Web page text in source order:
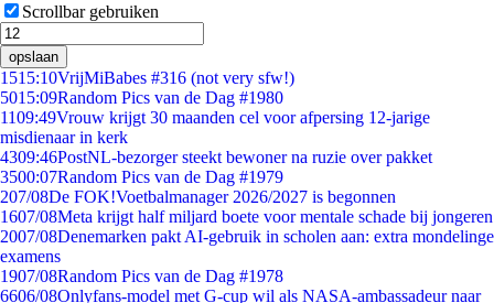
Scrollbar gebruiken
opslaan
1515:10VrijMiBabes #316 (not very sfw!)
5015:09Random Pics van de Dag #1980
1109:49Vrouw krijgt 30 maanden cel voor afpersing 12-jarige
misdienaar in kerk
4309:46PostNL-bezorger steekt bewoner na ruzie over pakket
3500:07Random Pics van de Dag #1979
207/08De FOK!Voetbalmanager 2026/2027 is begonnen
1607/08Meta krijgt half miljard boete voor mentale schade bij jongeren
2007/08Denemarken pakt AI-gebruik in scholen aan: extra mondelinge
examens
1907/08Random Pics van de Dag #1978
6606/08Onlyfans-model met G-cup wil als NASA-ambassadeur naar